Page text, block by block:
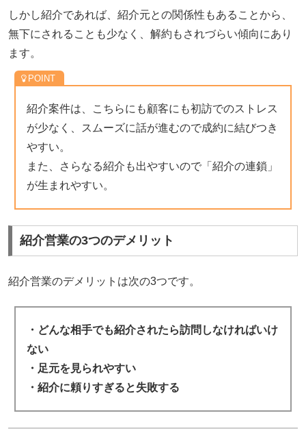
しかし紹介であれば、紹介元との関係性もあることから、
無下にされることも少なく、解約もされづらい傾向にあり
ます。
紹介案件は、こちらにも顧客にも初訪でのストレス
が少なく、スムーズに話が進むので成約に結びつき
やすい。
また、さらなる紹介も出やすいので「紹介の連鎖」
が生まれやすい。
紹介営業の3つのデメリット
紹介営業のデメリットは次の3つです。
・どんな相手でも紹介されたら訪問しなければいけ
ない
・足元を見られやすい
・紹介に頼りすぎると失敗する